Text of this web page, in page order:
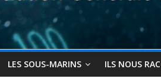
LES SOUS-MARINS ILS NOUS